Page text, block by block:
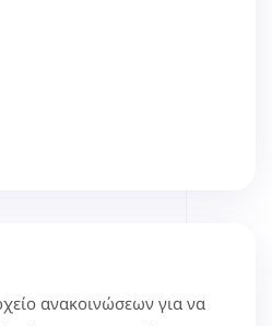
ανακοινώσεων για να